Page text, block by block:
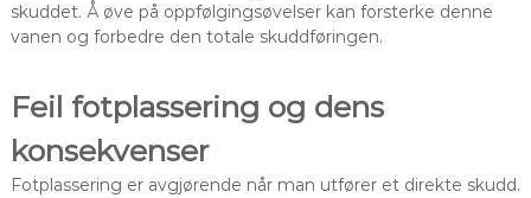
skuddet. Å øve på oppfølgingsøvelser kan forsterke denne
vanen og forbedre den totale skuddføringen.
Feil fotplassering og dens
konsekvenser
Fotplassering er avgjørende når man utfører et direkte skudd.